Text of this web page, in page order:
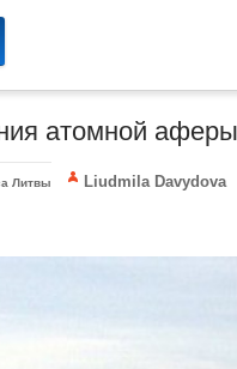
атомной
Литвы Liudmila Davydova